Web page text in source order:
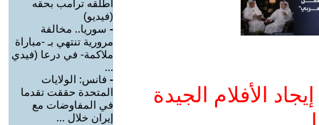
الأفلام الجيدة
أطلقه ترامب بحقه
(فيديو)
- سوريا.. مخالفة
مرورية تنتهي بـ -مباراة
ملاكمة- في درعا (فيدي
...
- فانس: الولايات
المتحدة حققت تقدما
في المفاوضات مع
إيران خلال ...